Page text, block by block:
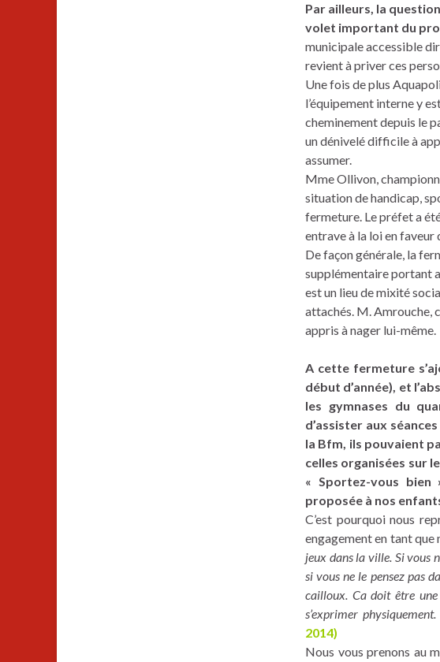
Par ailleurs, la
volet important du
municipale accessible
revient à priver ces
Une fois de plus
l’équipement interne y
cheminement depuis le
un dénivelé difficile à
assumer.
Mme Ollivon,
situation de handicap,
fermeture. Le préfet a
entrave à la loi en
De façon générale, la
supplémentaire portant
est un lieu de mixité
attachés. M. Amrouche,
appris à nager lui-même.
A cette fermeture
début d’année), et
les gymnases du
d’assister aux
la Bfm, ils pouvaient
celles organisées sur
« Sportez-vous bien
proposée à nos
C’est pourquoi nous
engagement en tant que
jeux dans la ville. Si vous
si vous ne le pensez pas
cailloux. Ca doit être
s’exprimer physiquement.
2014)
Nous vous prenons au